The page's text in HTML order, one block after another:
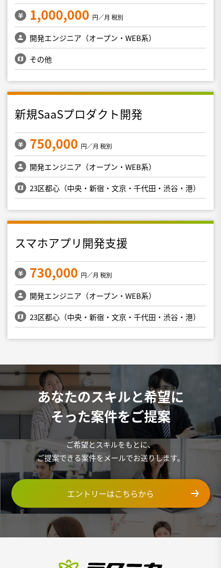
1,000,000 円／月 税別
開発エンジニア（オープン・WEB系）
その他
新規SaaSプロダクト開発
750,000 円／月 税別
開発エンジニア（オープン・WEB系）
23区都心（中央・新宿・文京・千代田・渋谷・港）
スマホアプリ開発支援
730,000 円／月 税別
開発エンジニア（オープン・WEB系）
23区都心（中央・新宿・文京・千代田・渋谷・港）
あなたのスキルと希望に
そった案件をご提案
ご希望とスキルをもとに、
ご提案できる案件をメールでお送りします。
エントリーはこちらから